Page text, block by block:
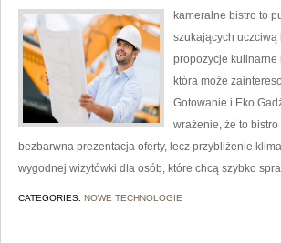
kameralne bistro to
szukających uczciwą
propozycje kulinarne
która może
Gotowanie i Eko
wrażenie, że to
bezbarwna prezentacja oferty, lecz przybliżenie
wygodnej wizytówki dla osób, które chcą szybko
CATEGORIES: NOWE TECHNOLOGIE